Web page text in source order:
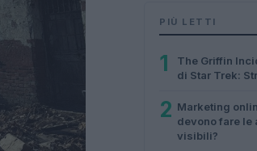
PIÙ LETTI
1
The Griffin
di Star Trek:
2 Marketing
devono fare le
visibili?